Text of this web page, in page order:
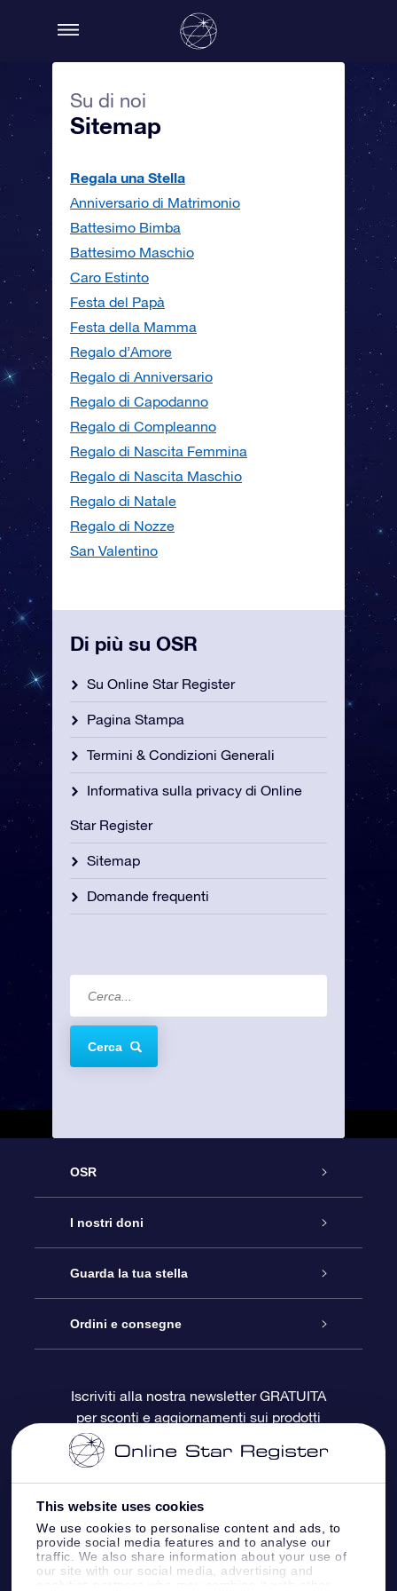
This website uses cookies
We use cookies to personalise content and ads, to
provide social media features and to analyse our
traffic. We also share information about your use of
our site with our social media, advertising and
Su di noi
Sitemap
Regala una Stella
Anniversario di Matrimonio
Battesimo Bimba
Battesimo Maschio
Caro Estinto
Festa del Papà
Festa della Mamma
Regalo d’Amore
Regalo di Anniversario
Regalo di Capodanno
Regalo di Compleanno
Regalo di Nascita Femmina
Regalo di Nascita Maschio
Regalo di Natale
Regalo di Nozze
San Valentino
Di più su OSR
Su Online Star Register
Pagina Stampa
Termini & Condizioni Generali
Informativa sulla privacy di Online
Star Register
Sitemap
Domande frequenti
Cerca
OSR
Assistenza
Contattaci
Blog
OSR Recensioni
I nostri doni
Online Star Gift
Pacchetto regalo OSR
Gift Card OSR
Doni aziendali
Guarda la tua stella
Registro stellare
Star Page personalizzata
One Million Stars
OSR Starsaver
App VR ‘Fly me to the stars’
Ordini e consegne
Informazioni di Pagamento
Politica di reso
Costellazioni
Iscriviti alla nostra newsletter GRATUITA
per sconti e aggiornamenti sui prodotti